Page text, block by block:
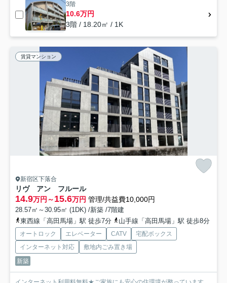
3階
10.6万円
3階 / 18.20㎡ / 1K
賃貸マンション
新宿区下落合
リヴ アン フルール
14.9万円～15.6万円 管理/共益費10,000円
28.57㎡～30.95㎡ (1DK) /新築 /7階建
東西線「高田馬場」駅 徒歩7分
山手線「高田馬場」駅 徒歩8分
オートロック エレベーター CATV
宅配ボックス
インターネット対応
敷地内ごみ置き場
新築